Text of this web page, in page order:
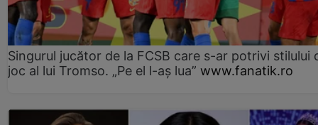
Singurul jucător de la FCSB care s-ar potrivi stilului
joc al lui Tromso. „Pe el l-aș lua” www.fanatik.ro